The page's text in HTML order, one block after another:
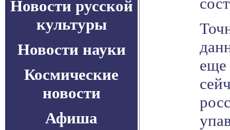
Новости русской
культуры
Новости науки
Космические
новости
Афиша
еще